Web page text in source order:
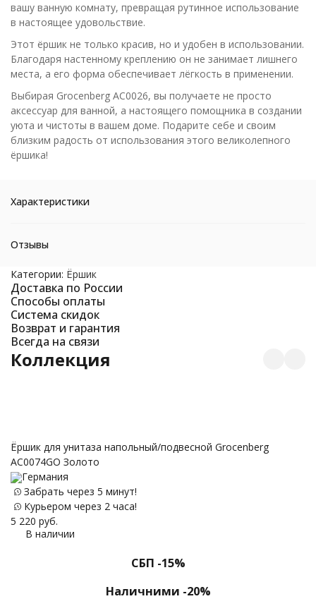
вашу ванную комнату, превращая рутинное использование
в настоящее удовольствие.
Этот ёршик не только красив, но и удобен в использовании.
Благодаря настенному креплению он не занимает лишнего
места, а его форма обеспечивает лёгкость в применении.
Выбирая Grocenberg AC0026, вы получаете не просто
аксессуар для ванной, а настоящего помощника в создании
уюта и чистоты в вашем доме. Подарите себе и своим
близким радость от использования этого великолепного
ёршика!
Характеристики
Отзывы
Категории: Ёршик
Доставка по России
Способы оплаты
Система скидок
Возврат и гарантия
Всегда на связи
Коллекция
Ёршик для унитаза напольный/подвесной Grocenberg
AC0074GO Золото
Германия
Забрать через 5 минут!
Курьером через 2 часа!
5 220 руб.
В наличии
СБП -15%
Наличними -20%